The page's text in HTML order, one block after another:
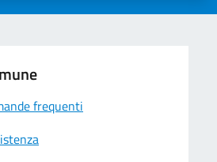
frequenti